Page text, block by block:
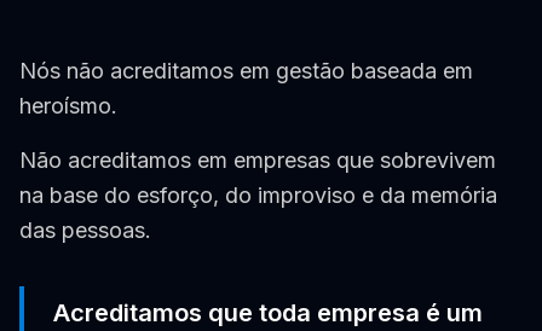
Nós não acreditamos em gestão baseada em
heroísmo.
Não acreditamos em empresas que sobrevivem
na base do esforço, do improviso e da memória
das pessoas.
Acreditamos que toda empresa é um